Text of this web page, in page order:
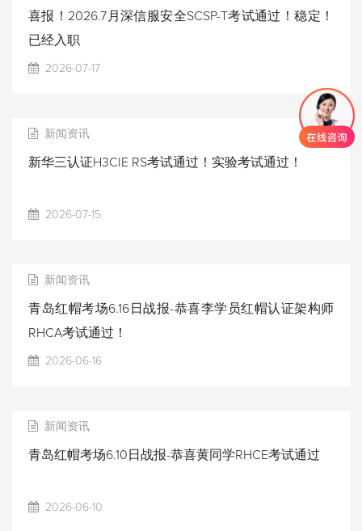
喜报！2026.7月深信服安全SCSP-T考试通过！稳定！
已经入职
2026-07-17
新闻资讯
新华三认证H3CIE RS考试通过！实验考试通过！
2026-07-15
新闻资讯
青岛红帽考场6.16日战报-恭喜李学员红帽认证架构师
RHCA考试通过！
2026-06-16
新闻资讯
青岛红帽考场6.10日战报-恭喜黄同学RHCE考试通过
2026-06-10